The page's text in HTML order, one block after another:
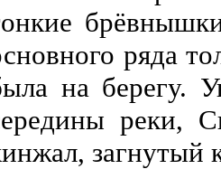
ряда
на берегу.
реки,
загнутый